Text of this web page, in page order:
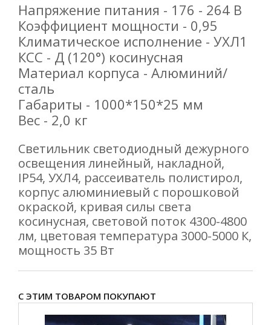
Напряжение питания - 176 - 264 В
Коэффициент мощности - 0,95
Климатическое исполнение - УХЛ1
КСС - Д (120°) косинусная
Материал корпуса - Алюминий/
сталь
Габариты - 1000*150*25 мм
Вес - 2,0 кг
Светильник светодиодный дежурного
освещения линейный, накладной,
IP54, УХЛ4, рассеиватель полистирол,
корпус алюминиевый с порошковой
окраской, кривая силы света
косинусная, световой поток 4300-4800
лм, цветовая температура 3000-5000 К,
мощность 35 Вт
С ЭТИМ ТОВАРОМ ПОКУПАЮТ